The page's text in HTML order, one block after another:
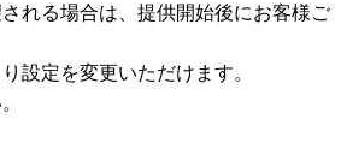
れる場合は、提供開始後にお客様ご
設定を変更いただけます。